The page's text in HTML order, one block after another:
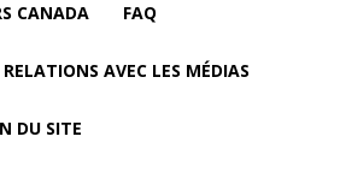
CANADA FAQ
RELATIONS AVEC LES MÉDIAS
DU SITE